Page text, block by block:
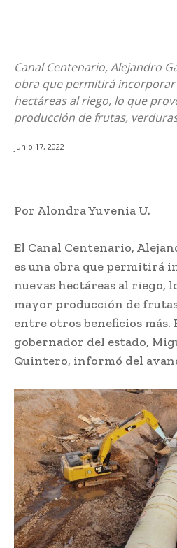
Canal Centenario, Alejandro
obra que permitirá incorporar
hectáreas al riego, lo que
producción de frutas,
junio 17, 2022
Por Alondra Yuvenia U.
El Canal Centenario,
es una obra que permitirá
nuevas hectáreas al riego,
mayor producción de
entre otros beneficios más.
gobernador del estado,
Quintero, informó del